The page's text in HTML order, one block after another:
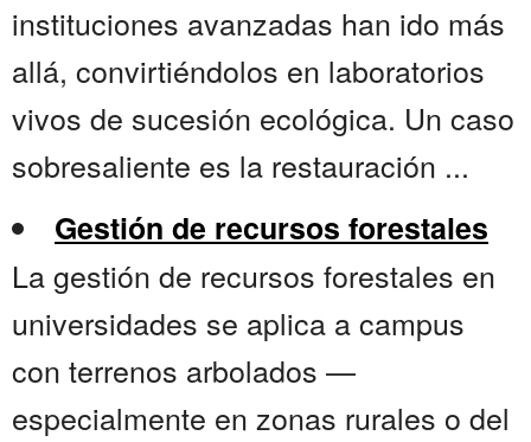
instituciones avanzadas han ido más
allá, convirtiéndolos en laboratorios
vivos de sucesión ecológica. Un caso
sobresaliente es la restauración ...
Gestión de recursos forestales
La gestión de recursos forestales en
universidades se aplica a campus
con terrenos arbolados —
especialmente en zonas rurales o del